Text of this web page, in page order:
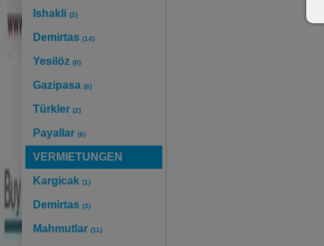
Ishakli (2)
Demirtas (14)
Yesilöz (0)
Gazipasa (6)
Türkler (2)
Payallar (6)
VERMIETUNGEN
Kargicak (1)
Demirtas (3)
Mahmutlar (11)